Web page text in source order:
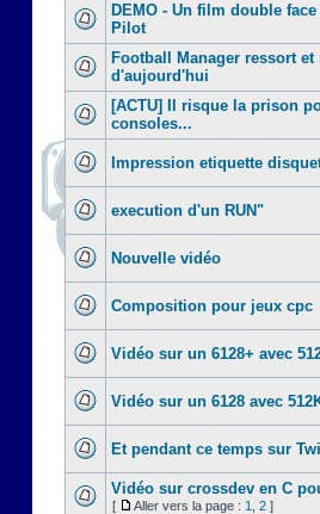
DEMO - Un film double
Pilot
Football Manager ressort
d'aujourd'hui
[ACTU] Il risque la prison
consoles...
Impression etiquette
execution d'un RUN"
Nouvelle vidéo
Composition pour jeux cpc
Vidéo sur un 6128+ avec
Vidéo sur un 6128 avec
Et pendant ce temps sur
Vidéo sur crossdev en C
[ Aller vers la page : 1 2 ]